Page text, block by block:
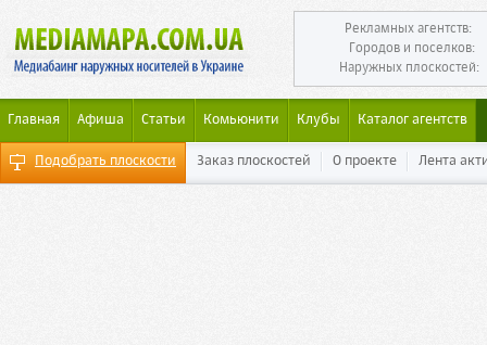
Рекламных агентств:
Городов и поселков:
Наружных плоскостей:
Главная Афиша Статьи Комьюнити Клубы Каталог агентств
Подобрать плоскости Заказ плоскостей О проекте Лента